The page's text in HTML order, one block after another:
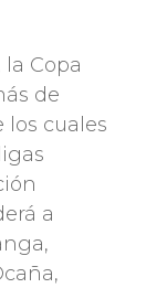
Copa
de
los cuales
a